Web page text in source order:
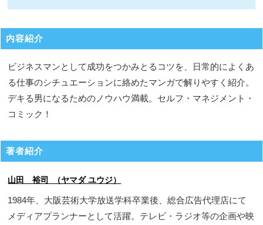
内容紹介
ビジネスマンとして成功をつかみとるコツを、日常的によくあ
る仕事のシチュエーションに絡めたマンガで解りやすく紹介。
デキる男になるためのノウハウ満載。セルフ・マネジメント・
コミック！
著者紹介
山田 裕司 （ヤマダ ユウジ）
1984年、大阪芸術大学放送学科卒業後、総合広告代理店にて
メディアプランナーとして活躍。テレビ・ラジオ等の企画や映